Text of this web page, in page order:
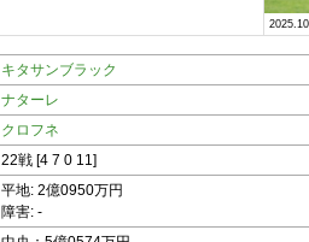
キタサンブラック
ナターレ
クロフネ
22戦 [4 7 0 11]
平地: 2億0950万円
障害: -